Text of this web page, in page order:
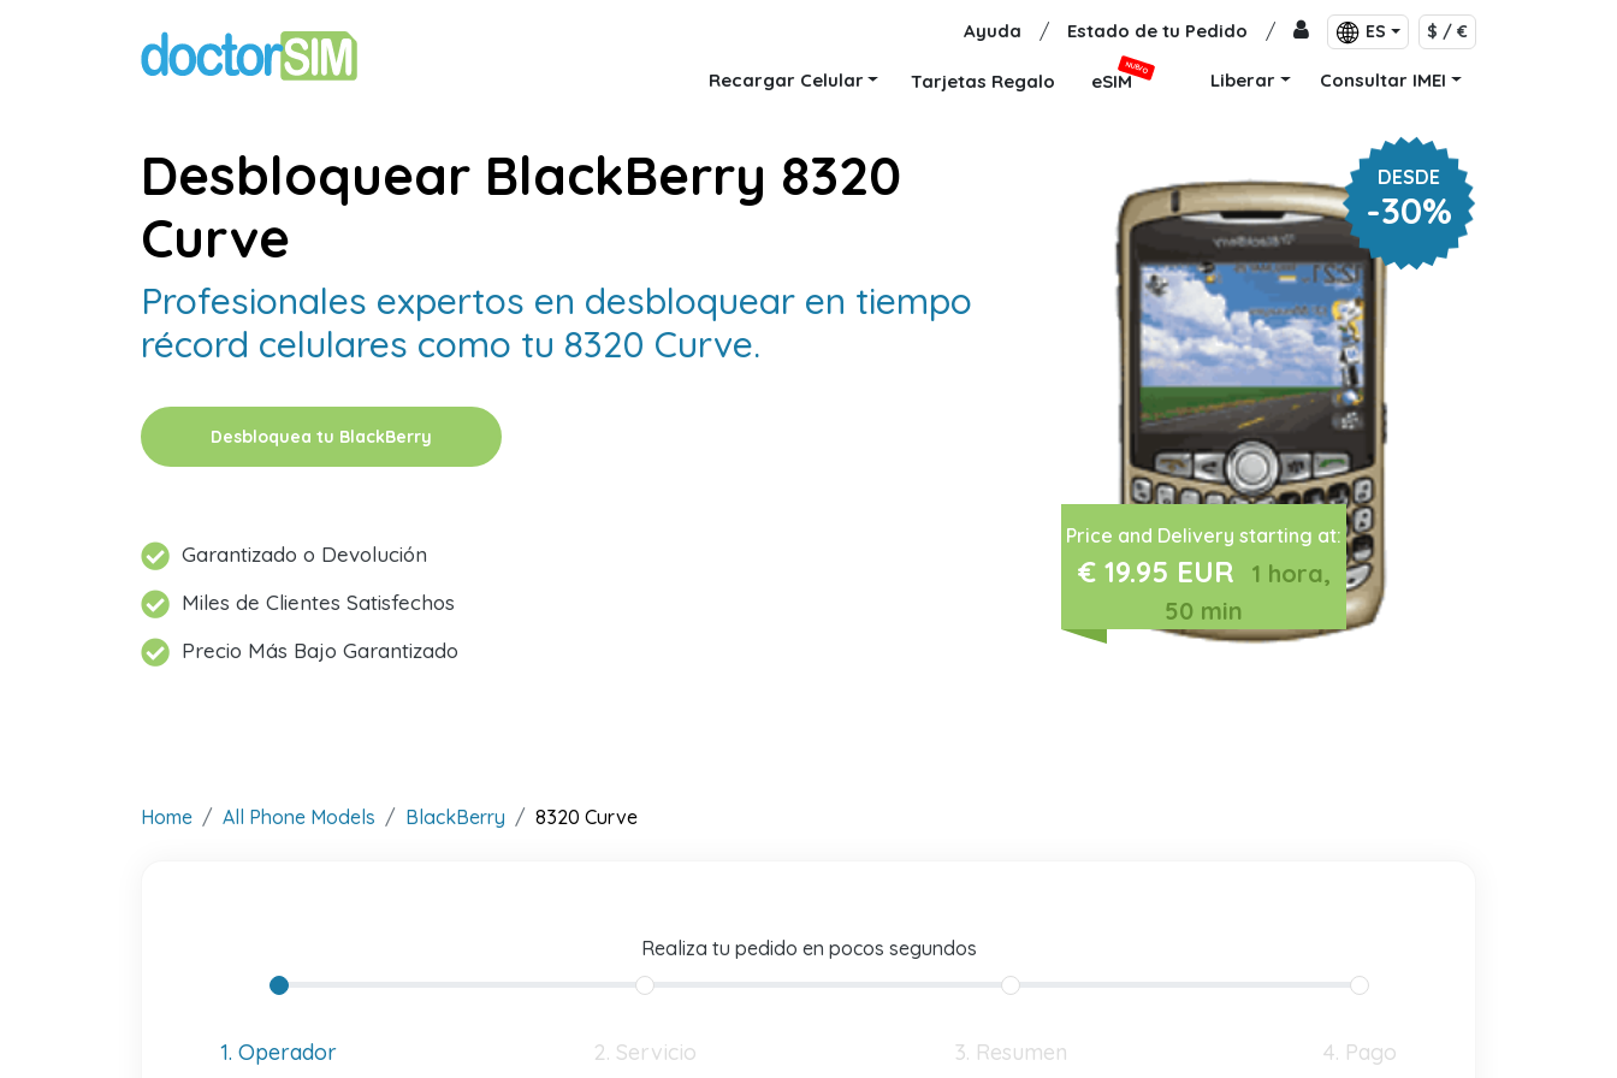
Ayuda / Estado de tu Pedido / ES $ / €
Recargar Celular Tarjetas Regalo eSIM
NUEVO
Liberar Consultar IMEI
DESDE
-30%
Price and Delivery starting at:
€ 19.95 EUR
1 hora,
50 min
Desbloquear BlackBerry 8320
Curve
Profesionales expertos en desbloquear en tiempo
récord celulares como tu 8320 Curve.
Desbloquea tu BlackBerry
Garantizado o Devolución
Miles de Clientes Satisfechos
Precio Más Bajo Garantizado
Home All Phone Models BlackBerry 8320 Curve
Realiza tu pedido en pocos segundos
1. Operador 2. Servicio 3. Resumen 4. Pago